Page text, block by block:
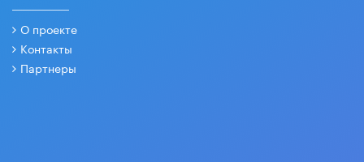
О проекте
Контакты
Партнеры